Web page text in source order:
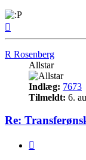
R Rosenberg
Allstar
Indlæg: 7673
Tilmeldt: 6.
Re: